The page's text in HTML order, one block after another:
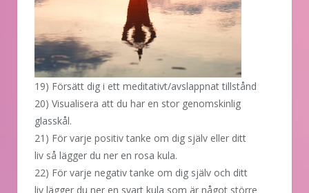
19) Försätt dig i ett meditativt/avslappnat tillstånd
20) Visualisera att du har en stor genomskinlig
glasskål.
21) För varje positiv tanke om dig själv eller ditt
liv så lägger du ner en rosa kula.
22) För varje negativ tanke om dig själv och ditt
liv lägger du ner en svart kula som är något större